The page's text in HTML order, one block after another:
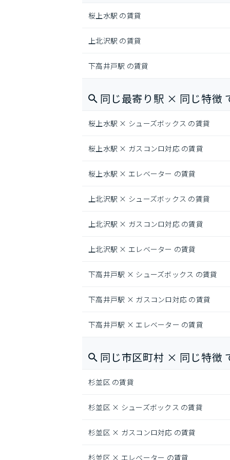
桜上水駅 の賃貸
上北沢駅 の賃貸
下高井戸駅 の賃貸
同じ最寄り駅 × 同じ特徴
桜上水駅 × シューズボックス の賃貸
桜上水駅 × ガスコンロ対応 の賃貸
桜上水駅 × エレベーター の賃貸
上北沢駅 × シューズボックス の賃貸
上北沢駅 × ガスコンロ対応 の賃貸
上北沢駅 × エレベーター の賃貸
下高井戸駅 × シューズボックス の賃貸
下高井戸駅 × ガスコンロ対応 の賃貸
下高井戸駅 × エレベーター の賃貸
同じ市区町村 × 同じ特徴
杉並区 の賃貸
杉並区 × シューズボックス の賃貸
杉並区 × ガスコンロ対応 の賃貸
杉並区 × エレベーター の賃貸